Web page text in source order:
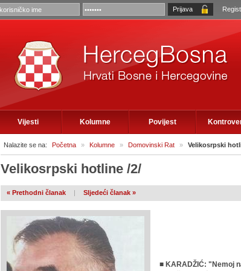
Vijesti Kolumne Povijest
Nalazite se na: Početna » Kolumne » Domovinski Rat » Velikosrpski
Velikosrpski hotline /2/
« Prethodni članak | Sljedeći članak »
■ KARADŽIĆ: "Nemoj